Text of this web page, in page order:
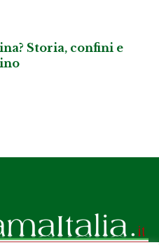
Storia, confini e